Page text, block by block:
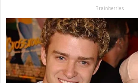
Brainberries